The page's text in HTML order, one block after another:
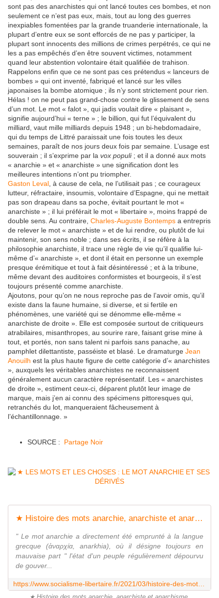
sont pas des anarchistes qui ont lancé toutes ces bombes, et non
seulement ce n’est pas eux, mais, tout au long des guerres
inexpiables fomentées par la grande truanderie internationale, la
plupart d’entre eux se sont efforcés de ne pas y participer, la
plupart sont innocents des millions de crimes perpétrés, ce qui ne
les a pas empêchés d’en être souvent victimes, notamment
quand leur abstention volontaire était qualifiée de trahison.
Rappelons enfin que ce ne sont pas ces prétendus « lanceurs de
bombes » qui ont inventé, fabriqué et lancé sur les villes
japonaises la bombe atomique ; ils n’y sont strictement pour rien.
Hélas ! on ne peut pas grand-chose contre le glissement de sens
d’un mot. Le mot « falot », qui jadis voulait dire « plaisant »,
signifie aujourd’hui « terne » ; le billion, qui fut l’équivalent du
milliard, vaut mille milliards depuis 1948 ; un bi-hebdomadaire,
qui du temps de Littré paraissait une fois toutes les deux
semaines, paraît de nos jours deux fois par semaine. L’usage est
souverain ; il s’exprime par la vox populi; et il a donné aux mots
« anarchie » et « anarchiste » une signification dont les
meilleures intentions n’ont pu triompher.
Gaston Leval , à cause de cela, ne l’utilisait pas ; ce courageux
lutteur, réfractaire, insoumis, volontaire d’Espagne, qui ne mettait
pas son drapeau dans sa poche, évitait pourtant le mot «
anarchiste » ; il lui préférait le mot « libertaire », moins frappé de
double sens. Au contraire, Charles-Auguste Bontemps a entrepris
de relever le mot « anarchiste » et de lui rendre, ou plutôt de lui
maintenir, son sens noble ; dans ses écrits, il se réfère à la
philosophie anarchiste, il trace une règle de vie qu’il qualifie lui-
même d’« anarchiste », et dont il était en personne un exemple
presque érémitique et tout à fait désintéressé ; et à la tribune,
même devant des auditoires conformistes et bourgeois, il s’est
toujours présenté comme anarchiste.
Ajoutons, pour qu’on ne nous reproche pas de l’avoir omis, qu’il
existe dans la faune humaine, si diverse, et si fertile en
phénomènes, une variété qui se dénomme elle-même «
anarchiste de droite ». Elle est composée surtout de critiqueurs
atrabilaires, misanthropes, au sourire rare, faisant grise mine à
tout, et portés, non sans talent ni parfois sans panache, au
pamphlet dilettantiste, passéiste et blasé. Le dramaturge Jean
Anouilh est la plus haute figure de cette catégorie d’« anarchistes
», auxquels les véritables anarchistes ne reconnaissent
généralement aucun caractère représentatif. Les « anarchistes
de droite », estiment ceux-ci, déparent plutôt leur image de
marque, mais j’en ai connu des spécimens pittoresques qui,
retranchés du lot, manqueraient fâcheusement à
l’échantillonnage. »
SOURCE : Partage Noir
★ Histoire des mots anarchie, anarchiste et anarchisme - Socialisme libertaire
" Le mot anarchie a directement été emprunté à la langue
grecque (ἀναρχία, anarkhia), où il désigne toujours en
mauvaise part " l'état d'un peuple régulièrement dépourvu
de gouver...